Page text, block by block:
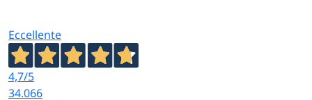
Eccellente
4,7/5
34.066